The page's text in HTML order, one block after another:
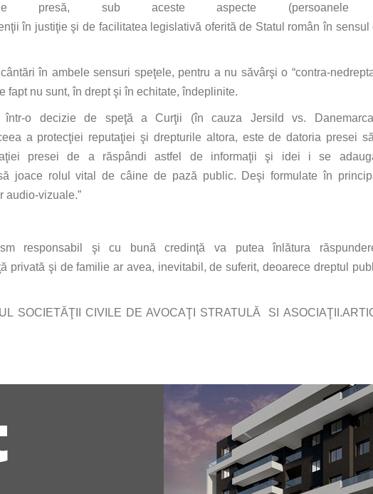
presă, sub aceste aspecte
în justiţie şi de facilitatea legislativă oferită de Statul român în sensul
cântări în ambele sensuri speţele, pentru a nu săvârşi o “contra-
fapt nu sunt, în dreptşi în echitate, îndeplinite.
într-o decizie de speţă a Curţii (în cauza Jersild vs. Danemarca
a protecţiei reputaţiei şi drepturile altora, este dedatoria presei să
presei de a răspândi astfel de informaţii şi idei ise
joace rolul vital decâine de pază public. Deşi formulateîn
audio-vizuale.”
responsabil şi cu bună credinţă va putea înlătura
privată şi de familie ar avea, inevitabil, de suferit, deoarece dreptul
SOCIETĂŢII CIVILE DEAVOCAŢI STRATULĂ SI ASOCIAŢII